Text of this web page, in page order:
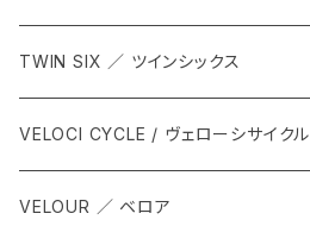
TWIN SIX ／ ツインシックス
ALL
Tops
VELOCI CYCLE / ヴェローシサイクル
VELOUR ／ ベロア